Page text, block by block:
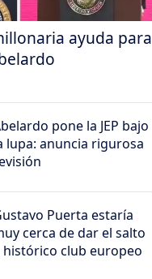
ayuda para
pone la JEP bajo
lupa: anuncia rigurosa
Puerta estaría
cerca de dar el salto
histórico club europeo